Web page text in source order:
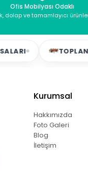
Ofis Mobilyası Odaklı
dolap ve tamamlayıcı
TOPLANTI
Kurumsal
Hakkımızda
Foto Galeri
Blog
İletişim